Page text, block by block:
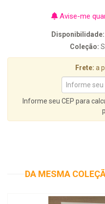
Avise-me
Disponibilidade:
Coleção:
Frete: a
Informe seu CEP para
DA MESMA